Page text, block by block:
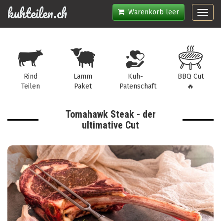
Warenkorb leer
kuhteilen.ch
Rind
Teilen
Lamm
Paket
Kuh-
Patenschaft
BBQ Cut
🔥
Tomahawk Steak - der
ultimative Cut